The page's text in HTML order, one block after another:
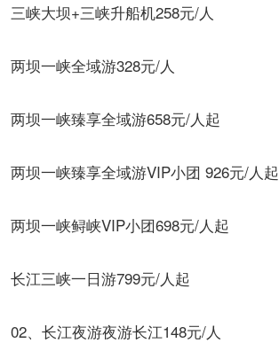
三峡大坝+三峡升船机258元/人
两坝一峡全域游328元/人
两坝一峡臻享全域游658元/人起
两坝一峡臻享全域游VIP小团 926元/人起
两坝一峡鲟峡VIP小团698元/人起
长江三峡一日游799元/人起
02、长江夜游夜游长江148元/人